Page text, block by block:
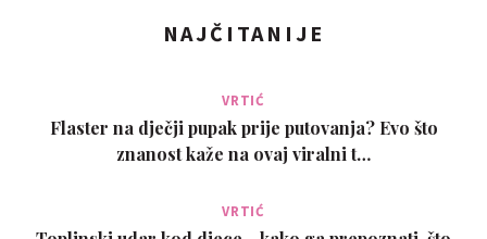
NAJČITANIJE
VRTIĆ
Flaster na dječji pupak prije putovanja? Evo što
znanost kaže na ovaj viralni t…
VRTIĆ